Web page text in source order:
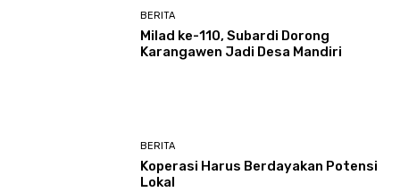
BERITA
Milad ke-110, Subardi Dorong
Karangawen Jadi Desa Mandiri
BERITA
Koperasi Harus Berdayakan Potensi
Lokal